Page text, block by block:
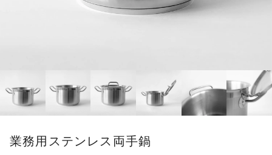
業務用ステンレス両手鍋